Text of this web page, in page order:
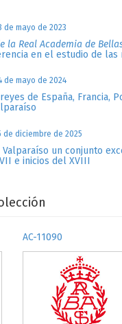
de mayo de 2023
la Real Academia de
en el estudio de las
de mayo de 2024
de España, Francia,
de diciembre de 2025
Valparaíso un conjunto
e inicios del XVIII
AC-11090